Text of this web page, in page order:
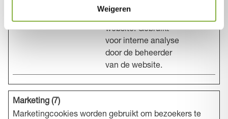
Weigeren
gedrag van
website. Gebruikt
voor interne analyse
door de beheerder
van de website.
Marketing (7)
Marketingcookies worden gebruikt om bezoekers te